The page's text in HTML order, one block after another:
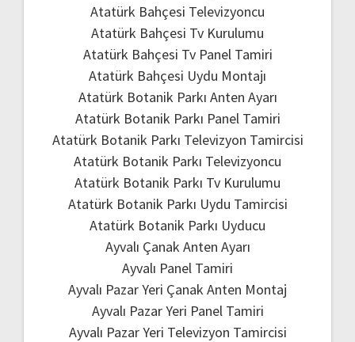
Atatürk Bahçesi Televizyoncu
Atatürk Bahçesi Tv Kurulumu
Atatürk Bahçesi Tv Panel Tamiri
Atatürk Bahçesi Uydu Montajı
Atatürk Botanik Parkı Anten Ayarı
Atatürk Botanik Parkı Panel Tamiri
Atatürk Botanik Parkı Televizyon Tamircisi
Atatürk Botanik Parkı Televizyoncu
Atatürk Botanik Parkı Tv Kurulumu
Atatürk Botanik Parkı Uydu Tamircisi
Atatürk Botanik Parkı Uyducu
Ayvalı Çanak Anten Ayarı
Ayvalı Panel Tamiri
Ayvalı Pazar Yeri Çanak Anten Montaj
Ayvalı Pazar Yeri Panel Tamiri
Ayvalı Pazar Yeri Televizyon Tamircisi